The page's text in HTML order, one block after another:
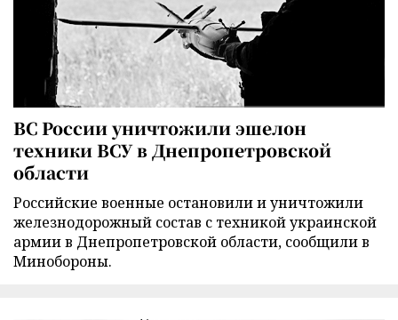
ВС России уничтожили эшелон
техники ВСУ в Днепропетровской
области
Российские военные остановили и уничтожили
железнодорожный состав с техникой украинской
армии в Днепропетровской области, сообщили в
Минобороны.